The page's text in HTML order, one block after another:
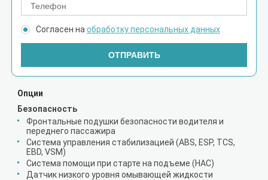
Согласен на обработку персональных данных
ОТПРАВИТЬ
Опции
Безопасность
Фронтальные подушки безопасности водителя и
переднего пассажира
Система управления стабилизацией (ABS, ESP, TCS,
EBD, VSM)
Система помощи при старте на подъеме (HAC)
Датчик низкого уровня омывающей жидкости